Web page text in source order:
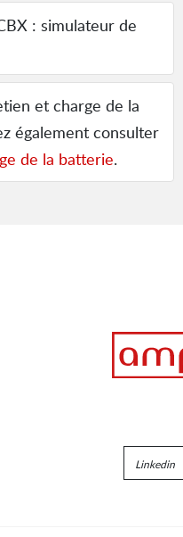
: simulateur de
et charge de la
également consulter
de la batterie.
Linkedin